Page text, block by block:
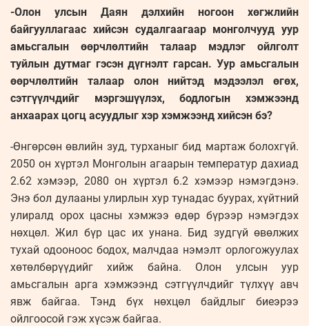
-Олон улсын Даян дэлхийн ногоон хөгжлийн
байгууллагаас хийсэн судалгаагаар монголчууд уур
амьсгалын өөрчлөлтийн талаар мэдлэг ойлголт
туйлын дутмаг гэсэн дүгнэлт гарсан. Уур амьсгалын
өөрчлөлтийн талаар олон нийтэд мэдээлэл өгөх,
сэтгүүлчдийг мэргэшүүлэх, бодлогын хэмжээнд
анхаарах цогц асуудлыг хэр хэмжээнд хийсэн бэ?
-Өнгөрсөн өвлийн зуд, турханыг бид мартаж болохгүй.
2050 он хүртэл Монголын агаарын температур дахиад
2.62 хэмээр, 2080 он хүртэл 6.2 хэмээр нэмэгдэнэ.
Энэ бол дулааны улирлын хур тунадас буурах, хүйтний
улиралд орох цасны хэмжээ өдөр бүрээр нэмэгдэх
нөхцөл. Жил бүр цас их унана. Бид зудгүй өвөлжих
тухай одооноос бодох, малчдаа нэмэлт орлогожуулах
хөтөлбөрүүдийг хийж байна. Олон улсын уур
амьсгалын арга хэмжээнд сэтгүүлчдийг түлхүү авч
явж байгаа. Тэнд бүх нөхцөл байдлыг биеэрээ
ойлгоосой гэж хүсэж байгаа.